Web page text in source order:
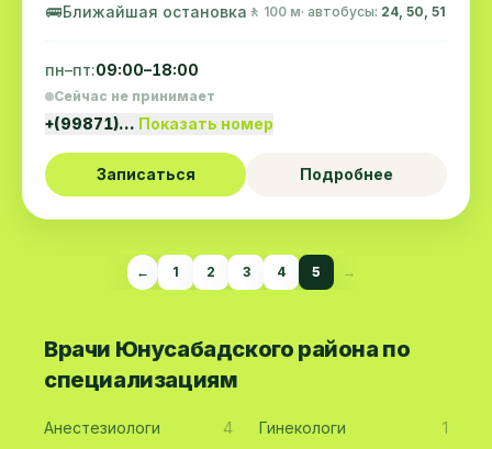
🚌Ближайшая остановка 🚶 100 м· автобусы: 24, 50, 51
пн–пт:09:00–18:00
Сейчас не принимает
+(99871)… Показать номер
Записаться Подробнее
← 1 2 3 4 5 →
Врачи Юнусабадского района по
специализациям
Анестезиологи 4 Гинекологи 1